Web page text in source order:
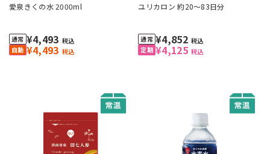
愛泉きくの水 2000ml
¥4,493 税込
¥4,493 税込
ユリカロン 約20～83日分
¥4,125 税込
¥4,852 税込